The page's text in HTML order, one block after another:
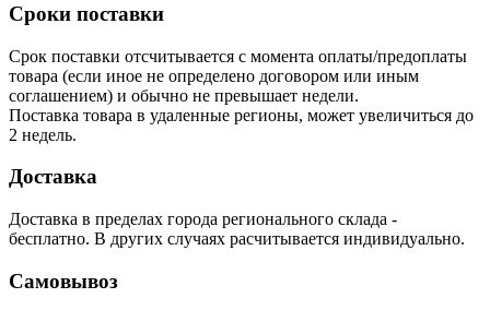
Сроки поставки
Срок поставки отсчитывается с момента оплаты/предоплаты
товара (если иное не определено договором или иным
соглашением) и обычно не превышает недели.
Поставка товара в удаленные регионы, может увеличиться до
2 недель.
Доставка
Доставка в пределах города регионального склада -
бесплатно. В других случаях расчитывается индивидуально.
Самовывоз